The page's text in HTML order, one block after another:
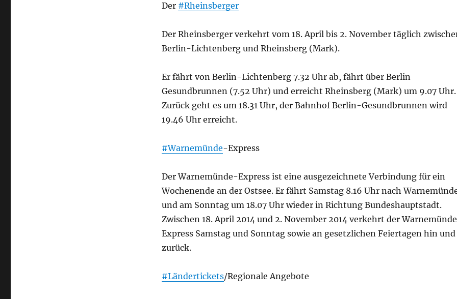
Der #Rheinsberger
Der Rheinsberger verkehrt vom 18. April bis 2. November täglich
Berlin-Lichtenberg und Rheinsberg (Mark).
Er fährt von Berlin-Lichtenberg 7.32 Uhr ab, fährt über Berlin
Gesundbrunnen (7.52 Uhr) und erreicht Rheinsberg (Mark) um 9.07 Uhr.
Zurück geht es um 18.31 Uhr, der Bahnhof Berlin-Gesundbrunnen wird
19.46 Uhr erreicht.
#Warnemünde-Express
Der Warnemünde-Express ist eine ausgezeichnete Verbindung für ein
Wochenende an der Ostsee. Er fährt Samstag 8.16 Uhr nach
und am Sonntag um 18.07 Uhr wieder in Richtung Bundeshauptstadt.
Zwischen 18. April 2014 und 2. November 2014 verkehrt der
Express Samstag und Sonntag sowie an gesetzlichen Feiertagen hin und
zurück.
#Ländertickets/Regionale Angebote